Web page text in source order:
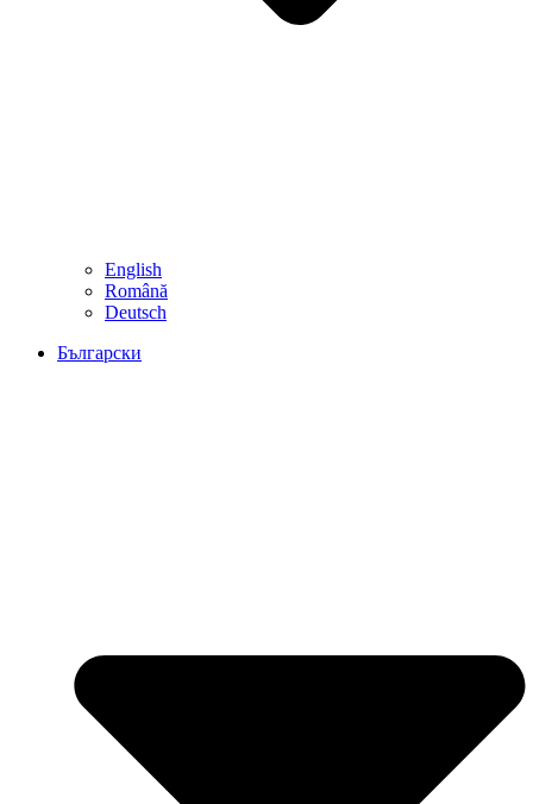
English
Română
Deutsch
Български